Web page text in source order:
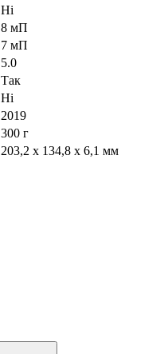
Ні
8 мП
7 мП
5.0
Так
Ні
2019
300 г
203,2 x 134,8 x 6,1 мм